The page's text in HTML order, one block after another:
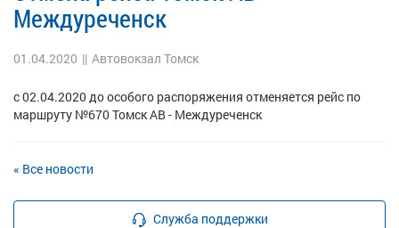
Междуреченск
01.04.2020 || Автовокзал Томск
с 02.04.2020 до особого распоряжения отменяется рейс по
маршруту №670 Томск АВ - Междуреченск
« Все новости
Служба поддержки